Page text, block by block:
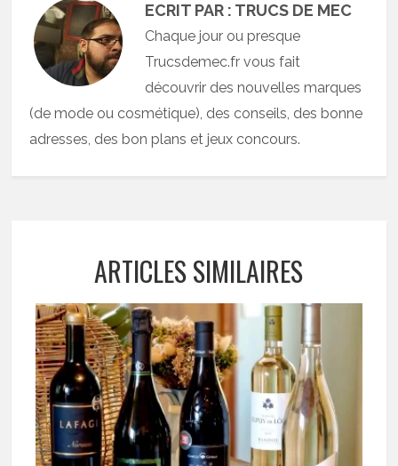
ECRIT PAR : TRUCS DE MEC
Chaque jour ou presque
Trucsdemec.fr vous fait
découvrir des nouvelles marques
(de mode ou cosmétique), des conseils, des bonne
adresses, des bon plans et jeux concours.
ARTICLES SIMILAIRES